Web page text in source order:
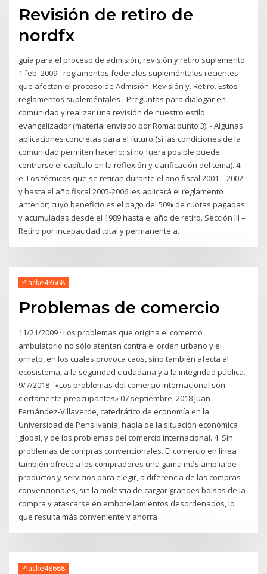
Revisión de retiro de
nordfx
guía para el proceso de admisión, revisión y retiro suplemento
1 feb. 2009 - reglamentos federales supleméntales recientes
que afectan el proceso de Admisión, Revisión y. Retiro. Estos
reglamentos supleméntales - Preguntas para dialogar en
comunidad y realizar una revisión de nuestro estilo
evangelizador (material enviado por Roma: punto 3). - Algunas
aplicaciones concretas para el futuro (si las condiciones de la
comunidad permiten hacerlo; si no fuera posible puede
centrarse el capítulo en la reflexión y clarificación del tema). 4.
e. Los técnicos que se retiran durante el año fiscal 2001 – 2002
y hasta el año fiscal 2005-2006 les aplicará el reglamento
anterior; cuyo beneficio es el pago del 50% de cuotas pagadas
y acumuladas desde el 1989 hasta el año de retiro. Sección III –
Retiro por incapacidad total y permanente a.
Placke48668
Problemas de comercio
11/21/2009 · Los problemas que origina el comercio
ambulatorio no sólo atentan contra el orden urbano y el
ornato, en los cuales provoca caos, sino también afecta al
ecosistema, a la seguridad ciudadana y a la integridad pública.
9/7/2018 · «Los problemas del comercio internacional son
ciertamente preocupantes» 07 septiembre, 2018 Juan
Fernández-Villaverde, catedrático de economía en la
Universidad de Pensilvania, habla de la situación económica
global, y de los problemas del comercio internacional. 4. Sin
problemas de compras convencionales. El comercio en línea
también ofrece a los compradores una gama más amplia de
productos y servicios para elegir, a diferencia de las compras
convencionales, sin la molestia de cargar grandes bolsas de la
compra y atascarse en embotellamientos desordenados, lo
que resulta más conveniente y ahorra
Placke48668